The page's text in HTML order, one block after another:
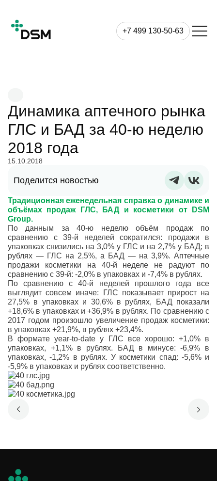
+7 499 130-50-63
Динамика аптечного рынка
ГЛС и БАД за 40-ю неделю
2018 года
15.10.2018
Поделится новостью
Традиционная еженедельная справка о динамике и
объёмах продаж ГЛС, БАД и косметики от DSM
Group.
По данным за 40-ю неделю объём продаж по
сравнению с 39-й неделей сократился: продажи в
упаковках снизились на 3,0% у ГЛС и на 2,7% у БАД; в
рублях — ГЛС на 2,5%, а БАД — на 3,9%. Аптечные
продажи косметики на 40-й неделе не радуют по
сравнению с 39-й: -2,0% в упаковках и -7,4% в рублях.
По сравнению с 40-й неделей прошлого года все
выглядит совсем иначе: ГЛС показывает прирост на
27,5% в упаковках и 30,6% в рублях, БАД показали
+18,6% в упаковках и +36,9% в рублях. По сравнению с
2017 годом произошло увеличение продаж косметики:
в упаковках +21,9%, в рублях +23,4%.
В формате year-to-date у ГЛС все хорошо: +1,0% в
упаковках, +1,1% в рублях. БАД в минусе: -6,9% в
упаковках, -1,2% в рублях. У косметики спад: -5,6% и
-5,9% в упаковках и рублях соответственно.